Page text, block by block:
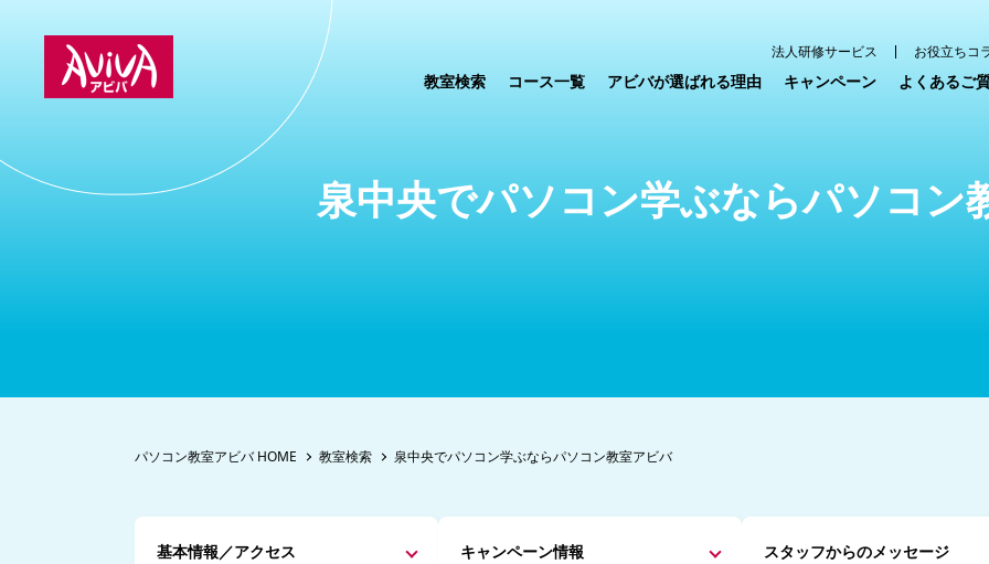
法人研修サービス お役立ちコ
教室検索 コース一覧 アビバが選ばれる理由 キャンペーン よくあるご
泉中央でパソコン学ぶならパソコン
パソコン教室アビバ HOME 教室検索 泉中央でパソコン学ぶならパソコン教室アビバ
基本情報／アクセス キャンペーン情報 スタッフからのメッセージ